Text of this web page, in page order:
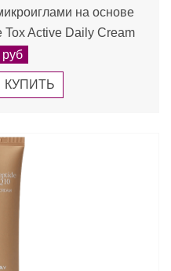
на основе
Tox Active Daily Cream